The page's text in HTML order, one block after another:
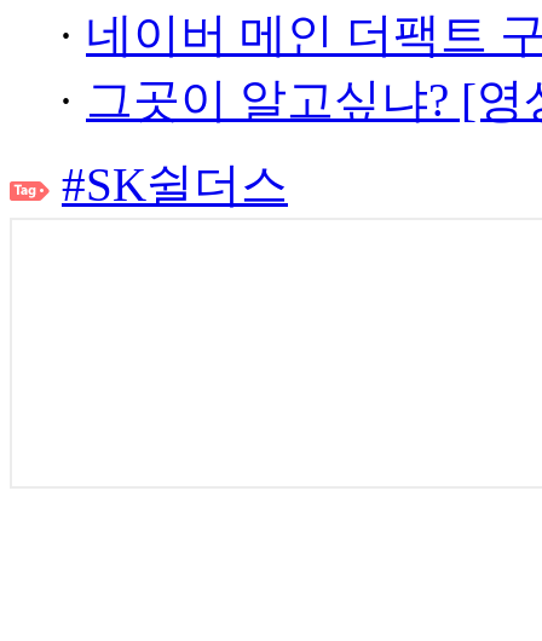
· 네이버 메인 더팩트
· 그곳이 알고싶냐? [
#SK쉴더스